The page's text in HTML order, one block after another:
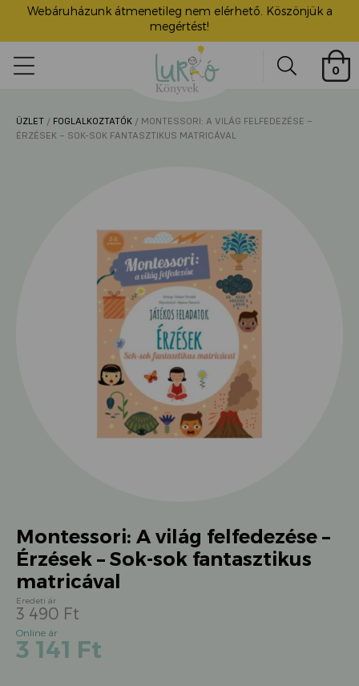
Webáruházunk átmenetileg nem elérhető. Köszönjük a
megértést!
Lurkó
Könyvek
ÜZLET / FOGLALKOZTATÓK / MONTESSORI: A VILÁG FELFEDEZÉSE –
ÉRZÉSEK – SOK-SOK FANTASZTIKUS MATRICÁVAL
Montessori: A világ felfedezése –
Érzések – Sok-sok fantasztikus
matricával
3 490 Ft
price
was:
3 141 Ft
0